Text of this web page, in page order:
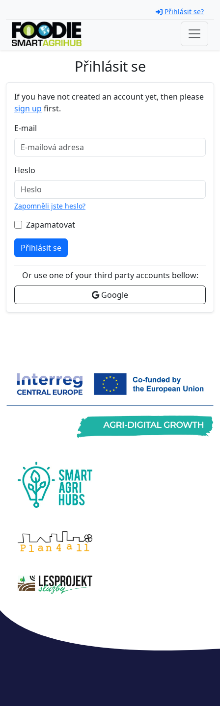
Přihlásit se?
Přihlásit se
If you have not created an account yet, then please
sign up first.
E-mail
Heslo
Zapomněli jste heslo?
Zapamatovat
Přihlásit se
Or use one of your third party accounts bellow:
Google